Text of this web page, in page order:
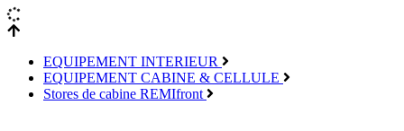
EQUIPEMENT INTERIEUR
EQUIPEMENT CABINE & CELLULE
Stores de cabine REMIfront